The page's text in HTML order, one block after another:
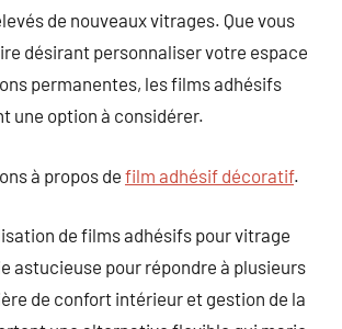
de nouveaux vitrages. Que vous
désirant personnaliser votre espace
permanentes, les films adhésifs
une option à considérer.
à propos de film adhésif décoratif.
de films adhésifs pour vitrage
astucieuse pour répondre à plusieurs
de confort intérieur et gestion de la